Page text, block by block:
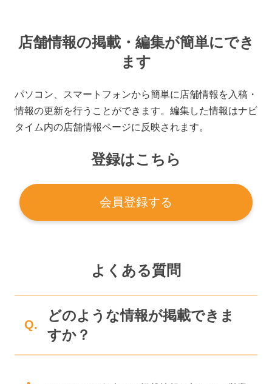
店舗情報の掲載・編集が簡単にでき
ます
パソコン、スマートフォンから簡単に店舗情報を入稿・
情報の更新を行うことができます。編集した情報はナビ
タイム内の店舗情報ページに反映されます。
登録はこちら
会員登録する
よくある質問
Q.
どのような情報が掲載できま
すか？